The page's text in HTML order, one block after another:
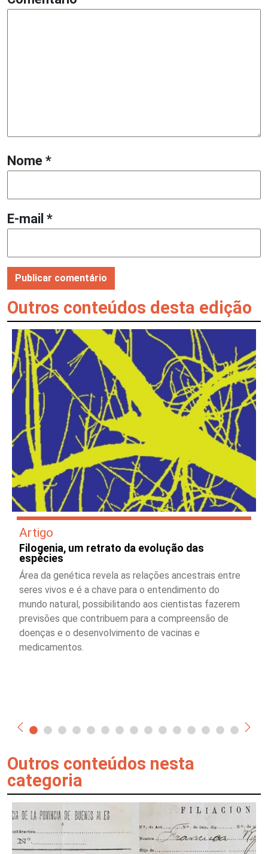
Nome *
E-mail *
Outros conteúdos desta edição
Artigo
Filogenia, um retrato da evolução das
espécies
Área da genética revela as relações ancestrais entre
seres vivos e é a chave para o entendimento do
mundo natural, possibilitando aos cientistas fazerem
previsões que contribuem para a compreensão de
doenças e o desenvolvimento de vacinas e
medicamentos.
Outros conteúdos nesta
categoria